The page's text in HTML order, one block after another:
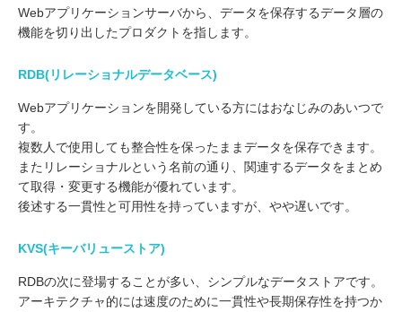
Webアプリケーションサーバから、データを保存するデータ層の
機能を切り出したプロダクトを指します。
RDB(リレーショナルデータベース)
Webアプリケーションを開発している方にはおなじみのあいつで
す。
複数人で使用しても整合性を保ったままデータを保存できます。
またリレーショナルという名前の通り、関連するデータをまとめ
て取得・変更する機能が優れています。
後述する一貫性と可用性を持っていますが、やや遅いです。
KVS(キーバリューストア)
RDBの次に登場することが多い、シンプルなデータストアです。
アーキテクチャ的には速度のために一貫性や長期保存性を持つか